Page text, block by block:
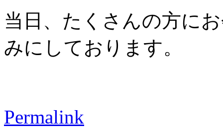
当日、たくさんの方に
みにしております。
Permalink